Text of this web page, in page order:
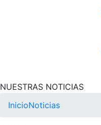
NUESTRAS NOTICIAS
InicioNoticias